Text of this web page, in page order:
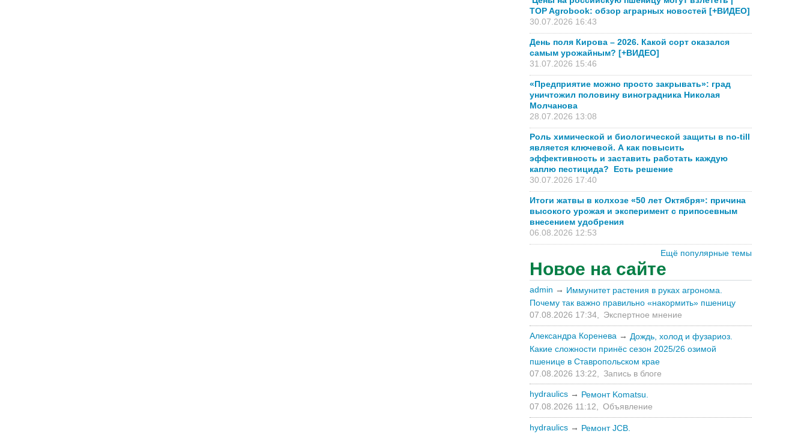
TOP Agrobook: обзор аграрных новостей [+ВИДЕО]
30.07.2026 16:43
День поля Кирова – 2026. Какой сорт оказался
самым урожайным? [+ВИДЕО]
31.07.2026 15:46
«Предприятие можно просто закрывать»: град
уничтожил половину виноградника Николая
Молчанова
28.07.2026 13:08
Роль химической и биологической защиты в no-till
является ключевой. А как повысить
эффективность и заставить работать каждую
каплю пестицида? Есть решение
30.07.2026 17:40
Итоги жатвы в колхозе «50 лет Октября»: причина
высокого урожая и эксперимент с припосевным
внесением удобрения
06.08.2026 12:53
Ещё популярные темы
Новое на сайте
admin → Иммунитет растения в руках агронома.
Почему так важно правильно «накормить» пшеницу
07.08.2026 17:34,
Экспертное мнение
Александра Коренева → Дождь, холод и фузариоз.
Какие сложности принёс сезон 2025/26 озимой
пшенице в Ставропольском крае
07.08.2026 13:22,
Запись в блоге
hydraulics → Ремонт Komatsu.
07.08.2026 11:12,
Объявление
hydraulics → Ремонт JCB.